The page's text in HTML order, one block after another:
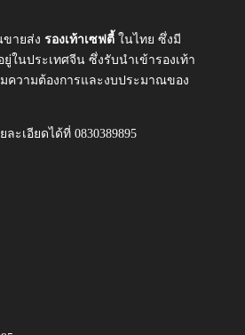
ขายส่ง รองเท้าเซฟตี้ ในไทย ซึ่งมี
ในประเทศจีน ซึ่งรับนำเข้ารองเท้า
ความต้องการและงบประมาณของ
ะเอียดได้ที่ 0830389895